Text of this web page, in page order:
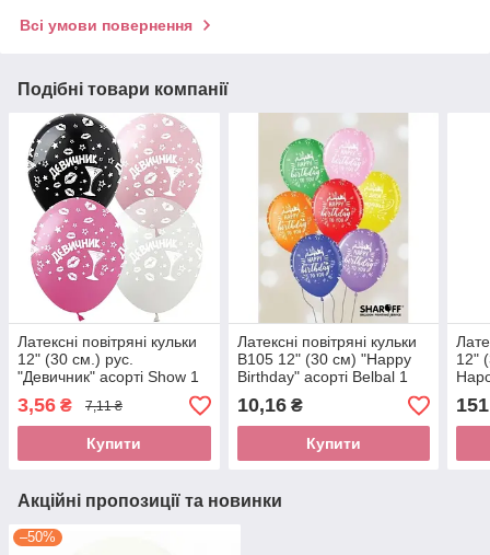
Всі умови повернення
Подібні товари компанії
Латексні повітряні кульки
12" (30 см.) рус.
"Девичник" асорті Show 1
шт.
3,56 ₴ 7,11 ₴
Купити
Латексні повітряні кульки
В105 12" (30 см) "Happy
Birthday" асорті Belbal 1
шт
10,16₴
Купити
12"
Акційні пропозиції та новинки
–50%